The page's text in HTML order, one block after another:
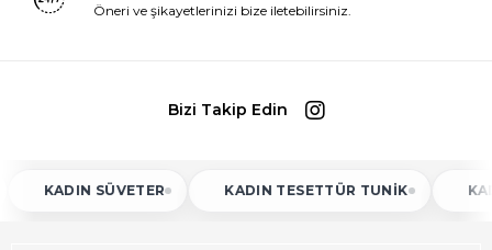
Öneri ve şikayetlerinizi bize iletebilirsiniz.
Bizi Takip Edin
KADIN SÜVETER KADIN TESETTÜR TUNIK KADIN